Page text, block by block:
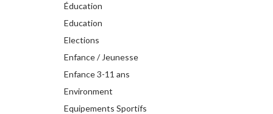
Éducation
Education
Elections
Enfance / Jeunesse
Enfance 3-11 ans
Environment
Equipements Sportifs